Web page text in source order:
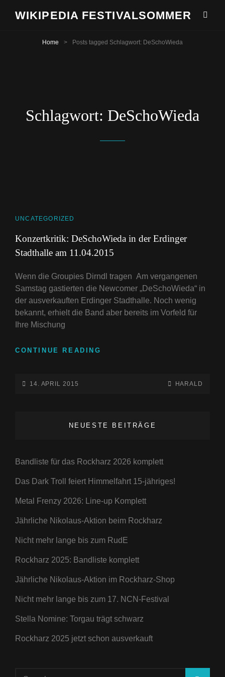
WIKIPEDIA FESTIVALSOMMER
Home > Posts tagged Schlagwort: DeSchoWieda
Schlagwort: DeSchoWieda
CAT
UNCATEGORIZED
Konzertkritik: DeSchoWieda in der Erdinger
Stadthalle am 11.04.2015
Wenn die Groupies Dirndl tragen Am vergangenen
Samstag gastierten die Newcomer „DeSchoWieda“ in
der ausverkauften Erdinger Stadthalle. Noch wenig
bekannt, erhielt die Band aber bereits im Vorfeld für
Ihre Mischung
CONTINUE READING
11.04.2015
POSTED-
14. APRIL 2015
BY
BYLINE
HARALD
NEUESTE BEITRÄGE
Bandliste für das Rockharz 2026 komplett
Das Dark Troll feiert Himmelfahrt 15-jähriges!
Metal Frenzy 2026: Line-up Komplett
Jährliche Nikolaus-Aktion beim Rockharz
Nicht mehr lange bis zum RudE
Rockharz 2025: Bandliste komplett
Jährliche Nikolaus-Aktion im Rockharz-Shop
Nicht mehr lange bis zum 17. NCN-Festival
Stella Nomine: Torgau trägt schwarz
Rockharz 2025 jetzt schon ausverkauft